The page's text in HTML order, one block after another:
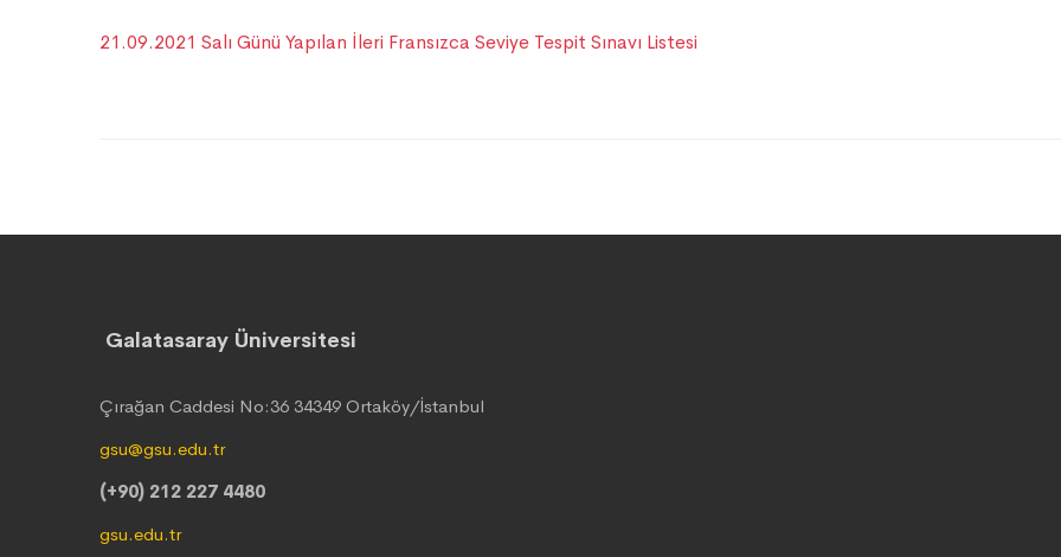
21.09.2021 Salı Günü Yapılan İleri Fransızca Seviye Tespit Sınavı Listesi
Galatasaray Üniversitesi
Çırağan Caddesi No:36 34349 Ortaköy/İstanbul
gsu@gsu.edu.tr
(+90) 212 227 4480
gsu.edu.tr